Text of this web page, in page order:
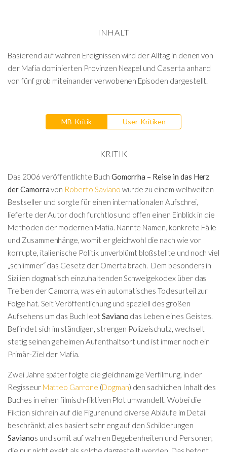
INHALT
Basierend auf wahren Ereignissen wird der Alltag in denen von
der Mafia dominierten Provinzen Neapel und Caserta anhand
von fünf grob miteinander verwobenen Episoden dargestellt.
MB-Kritik User-Kritiken
KRITIK
Das 2006 veröffentlichte Buch Gomorrha – Reise in das Herz
der Camorravon Roberto Saviano wurde zu einem weltweiten
Bestseller und sorgte für einen internationalen Aufschrei,
lieferte der Autor doch furchtlos und offen einen Einblick in die
Methoden der modernen Mafia. Nannte Namen, konkrete Fälle
und Zusammenhänge, womit er gleichwohl die nach wie vor
korrupte, italienische Politik unverblümt bloßstellte und noch viel
„schlimmer“ das Gesetz der Omerta brach. Dem besonders in
Sizilien dogmatisch einzuhaltenden Schweigekodex über das
Treiben der Camorra, was ein automatisches Todesurteil zur
Folge hat. Seit Veröffentlichung und speziell des großen
Aufsehens um das Buch lebt Saviano das Leben eines Geistes.
Befindet sich im ständigen, strengen Polizeischutz, wechselt
stetig seinen geheimen Aufenthaltsort und ist immer noch ein
Primär-Ziel der Mafia.
Zwei Jahre später folgte die gleichnamige Verfilmung, in der
Regisseur Matteo Garrone (Dogman) den sachlichen Inhalt des
Buches in einen filmisch-fiktiven Plot umwandelt. Wobei die
Fiktion sich rein auf die Figuren und diverse Abläufe im Detail
beschränkt, alles basiert sehr eng auf den Schilderungen
Savianos und somit auf wahren Begebenheiten und Personen,